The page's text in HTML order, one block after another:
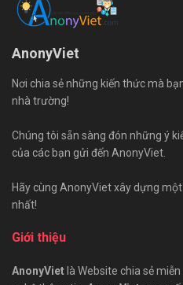
AnonyViet
Nơi chia sẻ những kiến thức mà
nhà trường!
Chúng tôi sẵn sàng đón những ý
của các bạn gửi đến AnonyViet.
Hãy cùng AnonyViet xây dựng
nhất!
Giới thiệu
AnonyViet là Website chia sẻ